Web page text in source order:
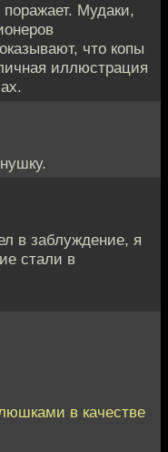
Мудаки,
что копы
иллюстрация
в заблуждение, я
стали в
в качестве